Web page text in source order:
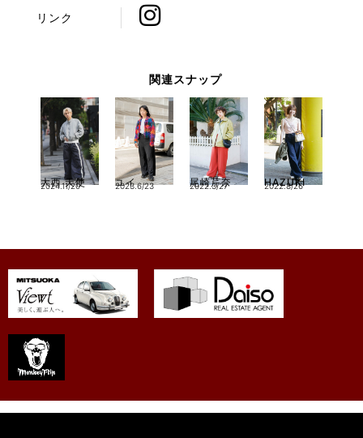
リンク
関連スナップ
大西 天使
2024.11/20 ユイ
2023.6/23 尾崎芹奈
2022.3/27 HAZUKI
2022.8/26